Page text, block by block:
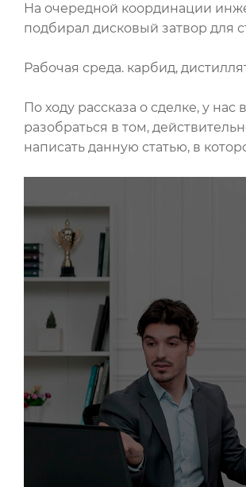
На очередной координации
подбирал дисковый затвор для
Рабочая среда. карбид,
По ходу рассказа о сделке, у
разобраться в том,
написать данную статью, в